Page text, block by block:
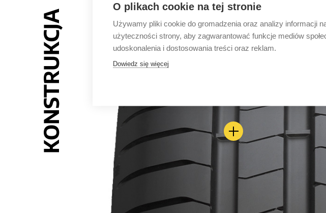
O plikach cookie na tej stronie
Używamy pliki cookie do gromadzenia oraz analizy informacji
użyteczności strony, aby zagwarantować funkcje mediów
udoskonalenia i dostosowania treści oraz reklam.
Dowiedz się więcej
KONSTRUKCJA